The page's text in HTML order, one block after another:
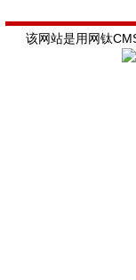
该网站是用网钛